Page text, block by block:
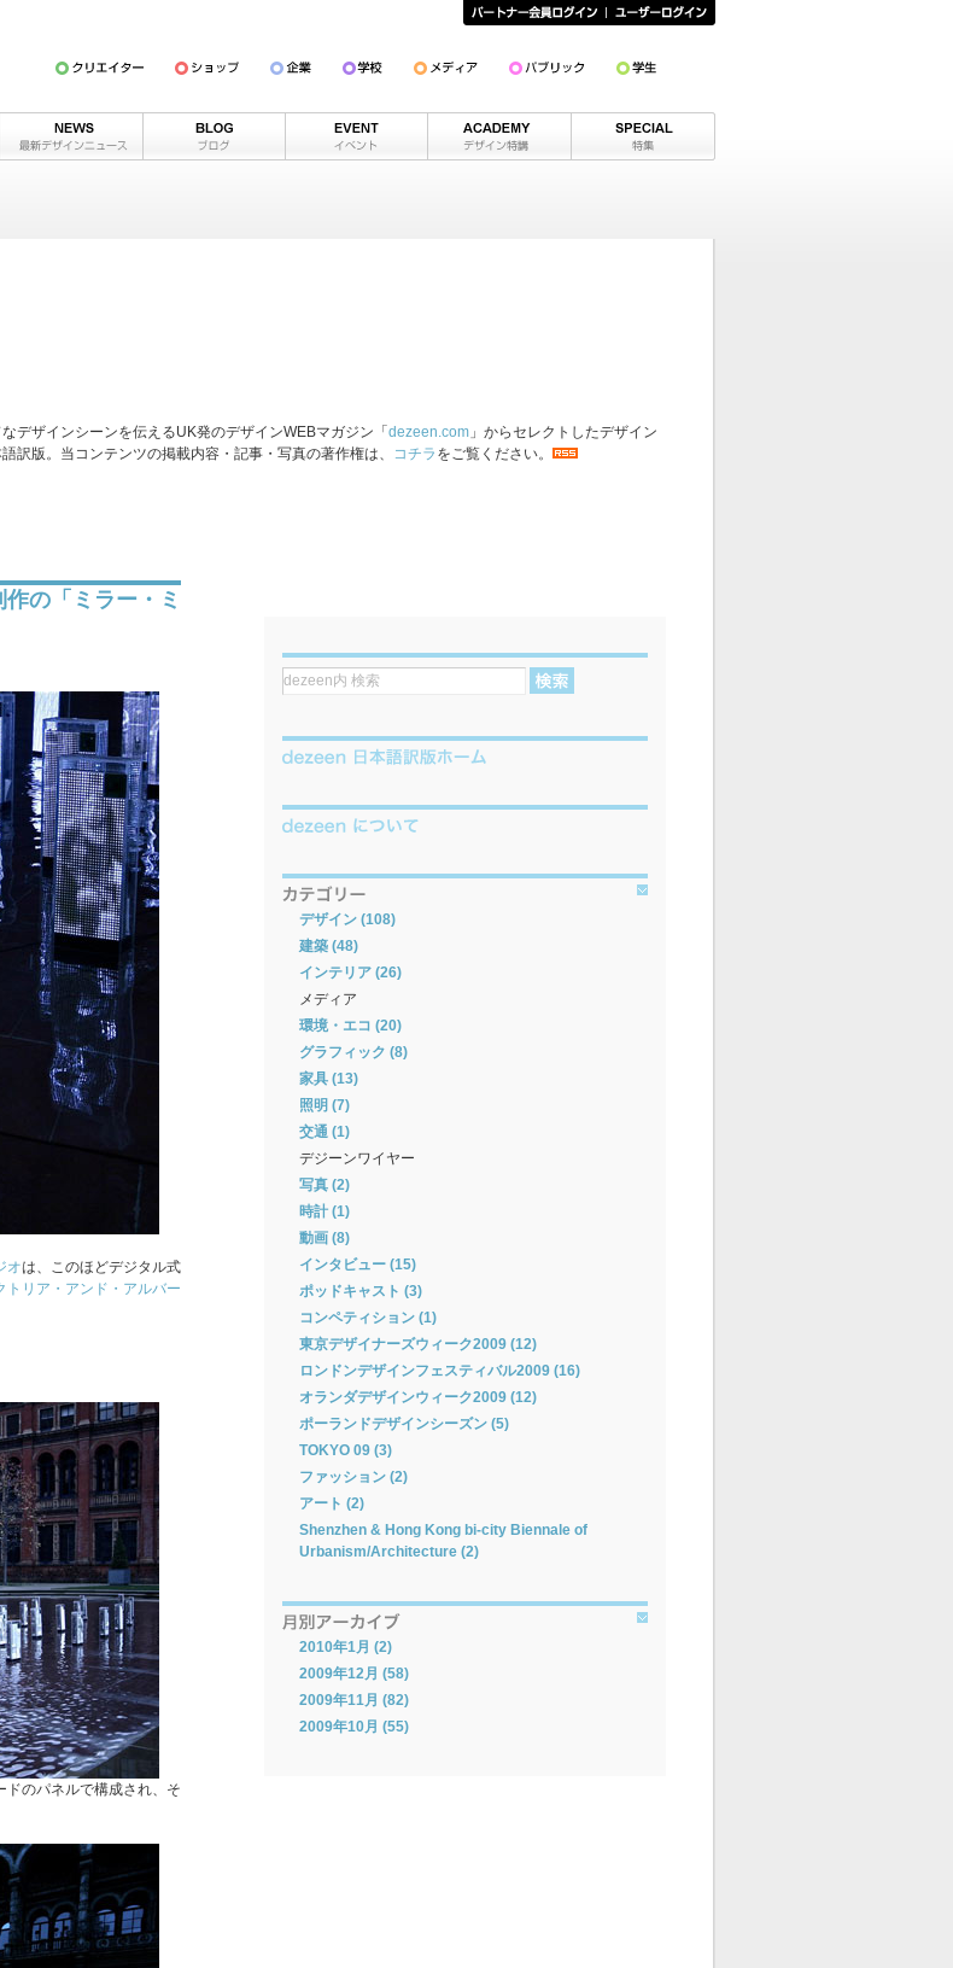
デザインシーンを伝えるUK発のデザインWEBマガジン「 dezeen.com」からセレクトしたデザイン
訳版。当コンテンツの掲載内容・記事・写真の著作権は、
コチラ をご覧ください。
の「ミラー・ミ
オは、このほどデジタル式
トリア・アンド・アルバー
ドのパネルで構成され、そ
デザイン (108)
建築 (48)
インテリア (26)
メディア
環境・エコ (20)
グラフィック (8)
家具 (13)
照明 (7)
交通 (1)
デジーンワイヤー
写真 (2)
時計 (1)
動画 (8)
インタビュー (15)
ポッドキャスト (3)
コンペティション (1)
東京デザイナーズウィーク2009 (12)
ロンドンデザインフェスティバル2009 (16)
オランダデザインウィーク2009 (12)
ポーランドデザインシーズン (5)
TOKYO 09 (3)
ファッション (2)
アート (2)
Shenzhen & Hong Kong bi-city Biennale of
Urbanism/Architecture (2)
2010年1月 (2)
2009年12月 (58)
2009年11月 (82)
2009年10月 (55)